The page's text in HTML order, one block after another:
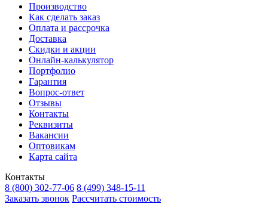
Производство
Как сделать заказ
Оплата и рассрочка
Доставка
Скидки и акции
Онлайн-калькулятор
Портфолио
Гарантия
Вопрос-ответ
Отзывы
Контакты
Реквизиты
Вакансии
Оптовикам
Карта сайта
Контакты
8 (800) 302-77-06 8 (499) 348-15-11
Заказать звонок Рассчитать стоимость